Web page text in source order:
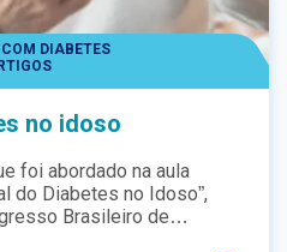
DIABETES
no idoso
foi abordado na aula
do Diabetes no Idoso”,
Brasileiro de